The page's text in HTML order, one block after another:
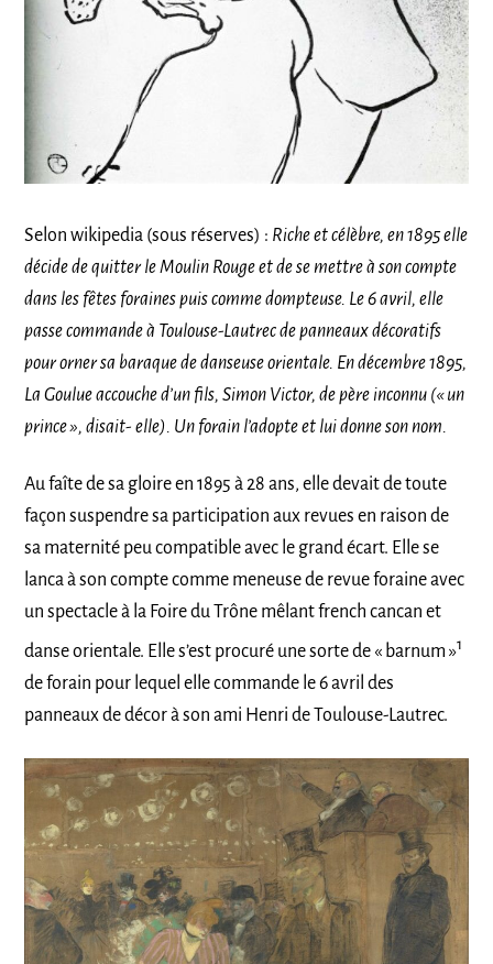
Selon wikipedia (sous réserves) : Riche et célèbre, en 1895 elle
décide de quitter le Moulin Rouge et de se mettre à son compte
dans les fêtes foraines puis comme dompteuse. Le 6 avril, elle
passe commande à Toulouse-Lautrec de panneaux décoratifs
pour orner sa baraque de danseuse orientale. En décembre 1895,
La Goulue accouche d’un fils, Simon Victor, de père inconnu (« un
prince », disait- elle). Un forain l’adopte et lui donne son nom.
Au faîte de sa gloire en 1895 à 28 ans, elle devait de toute
façon suspendre sa participation aux revues en raison de
sa maternité peu compatible avec le grand écart. Elle se
lanca à son compte comme meneuse de revue foraine avec
un spectacle à la Foire du Trône mêlant french cancan et
danse orientale. Elle s’est procuré une sorte de « barnum »1
de forain pour lequel elle commande le 6 avril des
panneaux de décor à son ami Henri de Toulouse-Lautrec.